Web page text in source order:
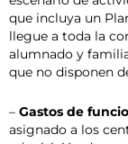
que incluya un
llegue a toda la
alumnado y
que no disponen
– Gastos de
asignado a los